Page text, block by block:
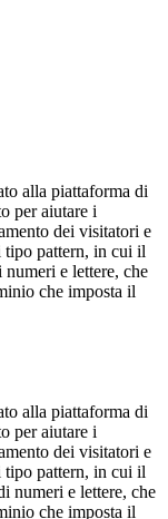
alla piattaforma di
per aiutare i
dei visitatori e
tipo pattern, in cui il
e lettere, che
che imposta il
alla piattaforma di
per aiutare i
dei visitatori e
tipo pattern, in cui il
numeri e lettere, che
che imposta il